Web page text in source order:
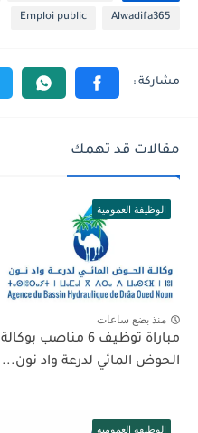
Alwadifa365
Emploi public
مقالات قد تهمك
الوظيفة العمومية
منذ بضع ساعات
مباراة توظيف 6 مناصب بوكالة
الحوض المائي لدرعة واد نون...
الوظيفة العمومية